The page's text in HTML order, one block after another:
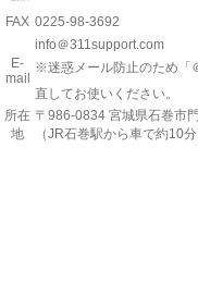
FAX 0225-98-3692
E-
mail
info＠311support.com
※迷惑メール防止のため「
直してお使いください。
所在
地
〒986-0834 宮城県石巻市
（JR石巻駅から車で約10分